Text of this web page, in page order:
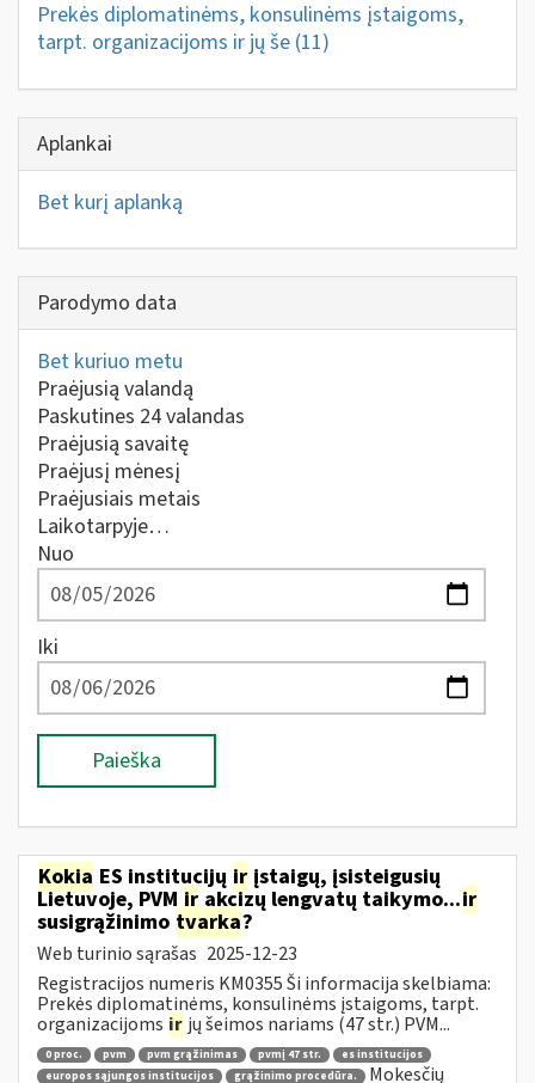
Prekės diplomatinėms, konsulinėms įstaigoms,
tarpt. organizacijoms ir jų še (11)
Aplankai
Bet kurį aplanką
Parodymo data
Bet kuriuo metu
Praėjusią valandą
Paskutines 24 valandas
Praėjusią savaitę
Praėjusį mėnesį
Praėjusiais metais
Laikotarpyje…
Nuo
Iki
Paieška
Kokia ES institucijų ir įstaigų, įsisteigusių
Lietuvoje, PVM ir akcizų lengvatų taikymo...ir
susigrąžinimo tvarka?
Web turinio sąrašas 2025-12-23
Registracijos numeris KM0355 Ši informacija skelbiama:
Prekės diplomatinėms, konsulinėms įstaigoms, tarpt.
organizacijoms ir jų šeimos nariams (47 str.) PVM...
0 proc. pvm pvm grąžinimas pvmį 47 str.
es institucijos
europos sąjungos institucijos
grąžinimo procedūra.
Mokesčių